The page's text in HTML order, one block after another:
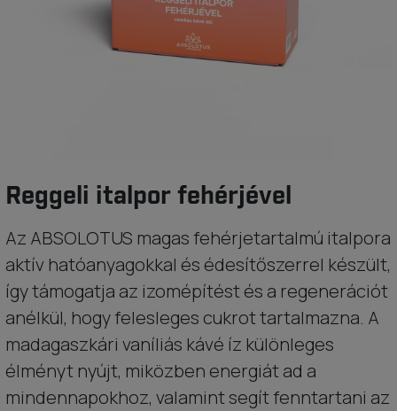
Reggeli italpor fehérjével
Az ABSOLOTUS magas fehérjetartalmú italpora
aktív hatóanyagokkal és édesítőszerrel készült,
így támogatja az izomépítést és a regenerációt
anélkül, hogy felesleges cukrot tartalmazna. A
madagaszkári vaníliás kávé íz különleges
élményt nyújt, miközben energiát ad a
mindennapokhoz, valamint segít fenntartani az